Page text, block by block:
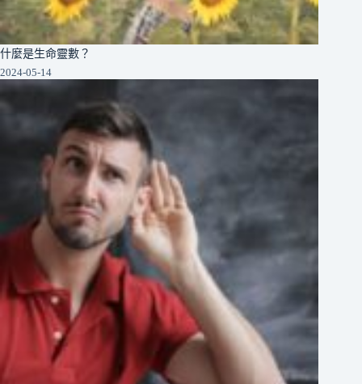
什麼是生命靈數？
2024-05-14